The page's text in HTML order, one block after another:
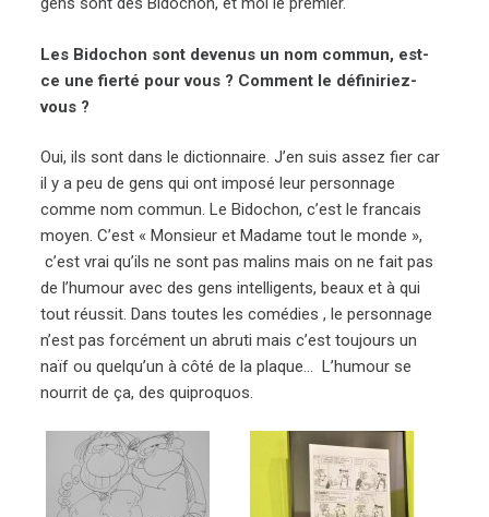
Les Bidochon sont devenus un nom commun, est-
ce une fierté pour vous ? Comment le définiriez-
vous ?
Oui, ils sont dans le dictionnaire. J’en suis assez fier car
il y a peu de gens qui ont imposé leur personnage
comme nom commun. Le Bidochon, c’est le francais
moyen. C’est « Monsieur et Madame tout le monde »,
c’est vrai qu’ils ne sont pas malins mais on ne fait pas
de l’humour avec des gens intelligents, beaux et à qui
tout réussit. Dans toutes les comédies , le personnage
n’est pas forcément un abruti mais c’est toujours un
naïf ou quelqu’un à côté de la plaque… L’humour se
nourrit de ça, des quiproquos.